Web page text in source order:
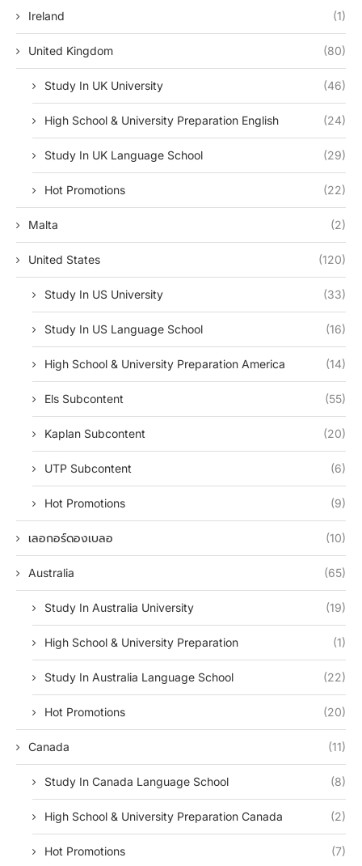
Ireland (1)
United Kingdom (80)
Study In UK University (46)
High School & University Preparation English (24)
Study In UK Language School (29)
Hot Promotions (22)
Malta (2)
United States (120)
Study In US University (33)
Study In US Language School (16)
High School & University Preparation America (14)
Els Subcontent (55)
Kaplan Subcontent (20)
UTP Subcontent (6)
Hot Promotions (9)
เลอกอร์ดองเบลอ (10)
Australia (65)
Study In Australia University (19)
High School & University Preparation (1)
Study In Australia Language School (22)
Hot Promotions (20)
Canada (11)
Study In Canada Language School (8)
High School & University Preparation Canada (2)
Hot Promotions (7)